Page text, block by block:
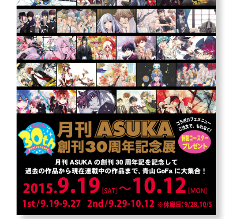
Recruit
リクルート
Education
教育機関